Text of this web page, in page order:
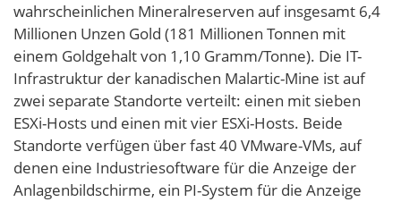
wahrscheinlichen Mineralreserven auf insgesamt 6,4
Millionen Unzen Gold (181 Millionen Tonnen mit
einem Goldgehalt von 1,10 Gramm/Tonne). Die IT-
Infrastruktur der kanadischen Malartic-Mine ist auf
zwei separate Standorte verteilt: einen mit sieben
ESXi-Hosts und einen mit vier ESXi-Hosts. Beide
Standorte verfügen über fast 40 VMware-VMs, auf
denen eine Industriesoftware für die Anzeige der
Anlagenbildschirme, ein PI-System für die Anzeige